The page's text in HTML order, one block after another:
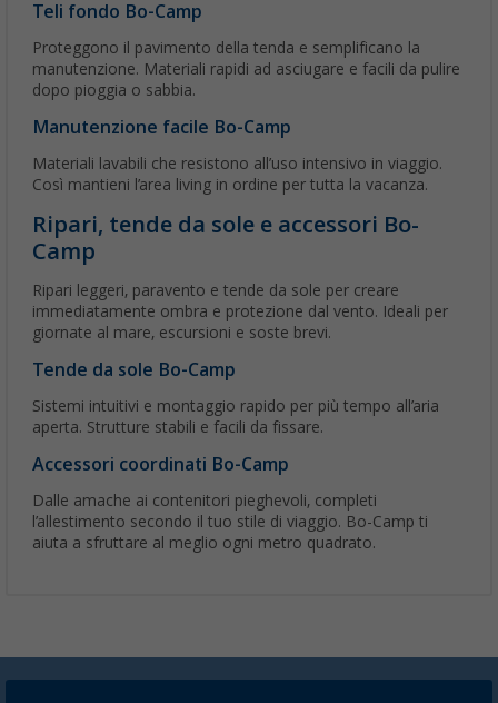
Teli fondo Bo-Camp
Proteggono il pavimento della tenda e semplificano la
manutenzione. Materiali rapidi ad asciugare e facili da pulire
dopo pioggia o sabbia.
Manutenzione facile Bo-Camp
Materiali lavabili che resistono all’uso intensivo in viaggio.
Così mantieni l’area living in ordine per tutta la vacanza.
Ripari, tende da sole e accessori Bo-
Camp
Ripari leggeri, paravento e tende da sole per creare
immediatamente ombra e protezione dal vento. Ideali per
giornate al mare, escursioni e soste brevi.
Tende da sole Bo-Camp
Sistemi intuitivi e montaggio rapido per più tempo all’aria
aperta. Strutture stabili e facili da fissare.
Accessori coordinati Bo-Camp
Dalle amache ai contenitori pieghevoli, completi
l’allestimento secondo il tuo stile di viaggio. Bo-Camp ti
aiuta a sfruttare al meglio ogni metro quadrato.